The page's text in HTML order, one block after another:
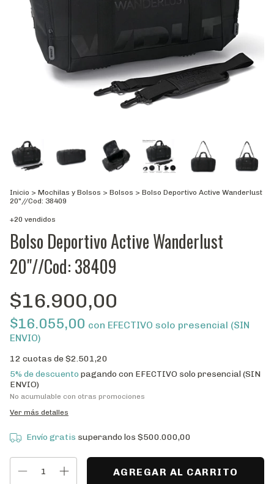
Inicio > Mochilas y Bolsos > Bolsos > Bolso Deportivo Active Wanderlust
20"//Cod: 38409
+20 vendidos
Bolso Deportivo Active Wanderlust
20"//Cod: 38409
$16.900,00
$16.055,00 con EFECTIVO solo presencial (SIN
ENVIO)
12 cuotas de$2.501,20
5% de descuento pagando con EFECTIVO solo presencial (SIN
ENVIO)
No acumulable con otras promociones
Ver más detalles
Envío gratis superando los $500.000,00